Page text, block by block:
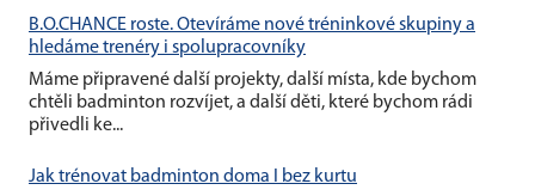
B.O.CHANCE roste. Otevíráme nové tréninkové skupiny a
hledáme trenéry i spolupracovníky
Máme připravené další projekty, další místa, kde bychom
chtěli badminton rozvíjet, a další děti, které bychom rádi
přivedli ke...
Jak trénovat badminton doma I bez kurtu